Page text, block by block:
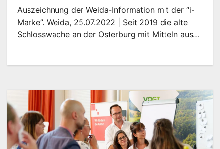
Auszeichnung der Weida-Information mit der “i-
Marke”. Weida, 25.07.2022 | Seit 2019 die alte
Schlosswache an der Osterburg mit Mitteln aus…